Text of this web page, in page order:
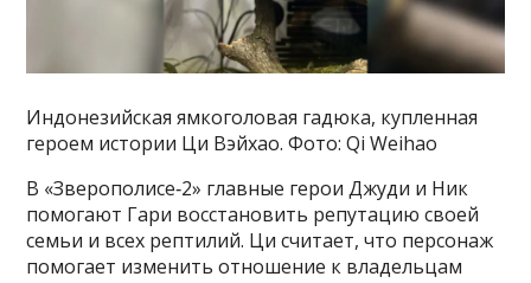
Индонезийская ямкоголовая гадюка, купленная
героем истории Ци Вэйхао. Фото: Qi Weihao
В «Зверополисе‑2» главные герои Джуди и Ник
помогают Гари восстановить репутацию своей
семьи и всех рептилий. Ци считает, что персонаж
помогает изменить отношение к владельцам